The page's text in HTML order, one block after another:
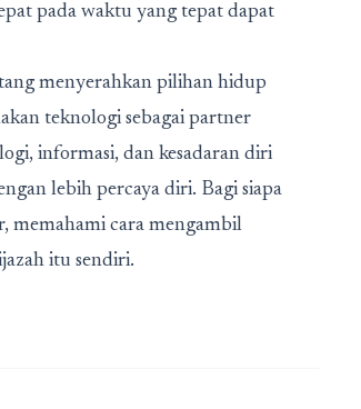
pada waktu yang tepat dapat
menyerahkan pilihan hidup
teknologi sebagai partner
informasi, dan kesadaran diri
lebih percaya diri. Bagi siapa
memahami cara mengambil
itu sendiri.